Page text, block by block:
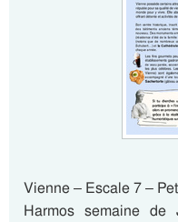
Vienne – Escale 7 –
Harmos semaine